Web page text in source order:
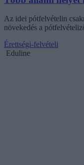
Az idei pótfelvételin
növekedés a
Érettségi-felvételi
Eduline